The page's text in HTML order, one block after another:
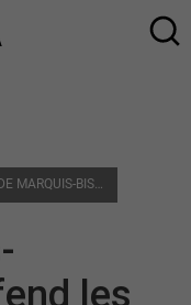
MAUDE MARQUIS-BISSONNETTE DÉFEND LES INTÉRÊTS DE GATINEAU À QUÉBEC
les